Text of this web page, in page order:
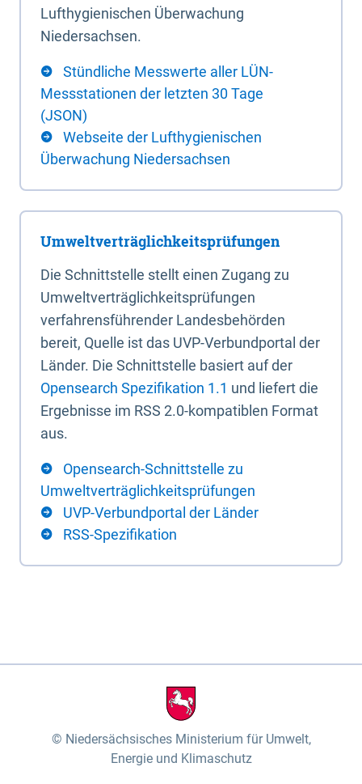
Lufthygienischen Überwachung
Niedersachsen.
Stündliche Messwerte aller LÜN-
Messstationen der letzten 30 Tage
(JSON)
Webseite der Lufthygienischen
Überwachung Niedersachsen
Umweltverträglichkeitsprüfungen
Die Schnittstelle stellt einen Zugang zu
Umweltverträglichkeitsprüfungen
verfahrensführender Landesbehörden
bereit, Quelle ist das UVP-Verbundportal der
Länder. Die Schnittstelle basiert auf der
Opensearch Spezifikation 1.1 und liefert die
Ergebnisse im RSS 2.0-kompatiblen Format
aus.
Opensearch-Schnittstelle zu
Umweltverträglichkeitsprüfungen
UVP-Verbundportal der Länder
RSS-Spezifikation
Niedersächsisches Ministerium für Umwelt,
Energie und Klimaschutz